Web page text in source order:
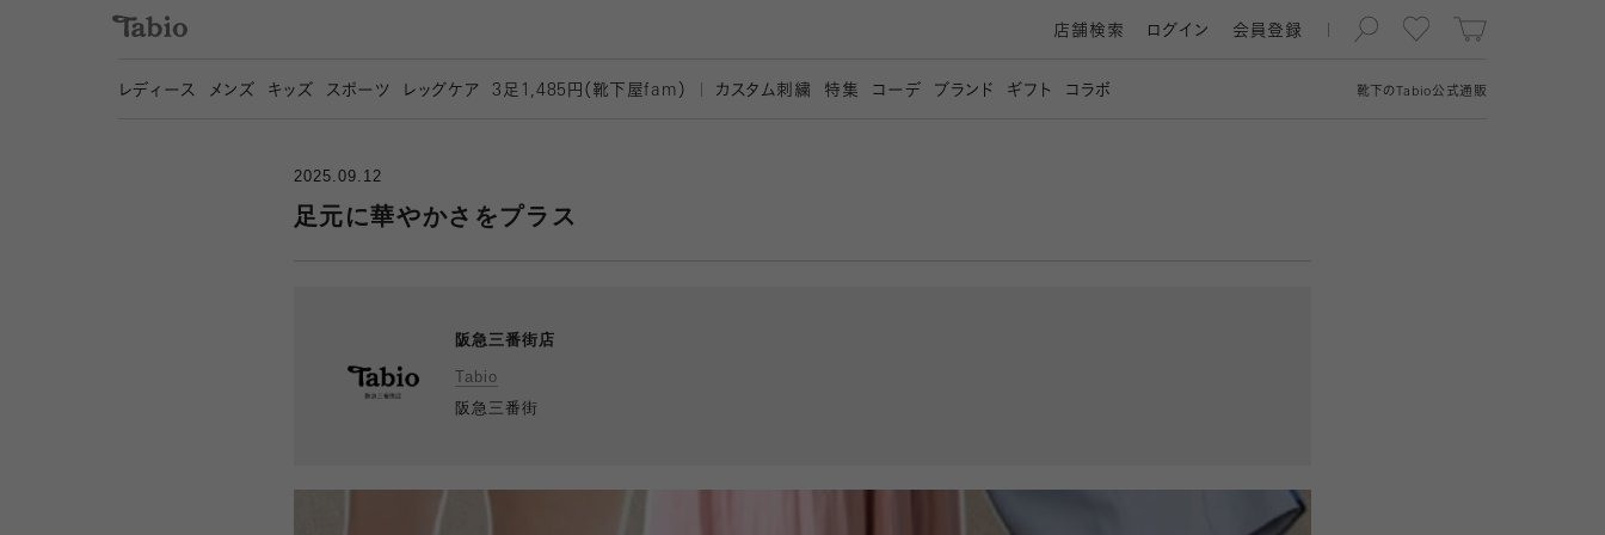
靴下の Tabio公式通販
店舗検索 ログイン 会員登録
レディース メンズ キッズ スポーツ レッグケア 3 足1,485円（靴下屋fam） カスタム刺繍 特集 コーデ ブランド ギフト コラボ
2025.09.12
足元に華やかさをプラス
阪急三番街店
Tabio
阪急三番街